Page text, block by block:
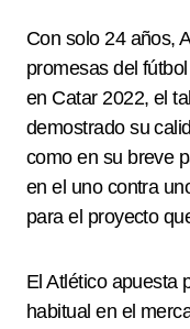
Con solo 24 años,
promesas del
en Catar 2022, el
demostrado su
como en su breve
en el uno contra
para el proyecto
El Atlético apuesta
habitual en el